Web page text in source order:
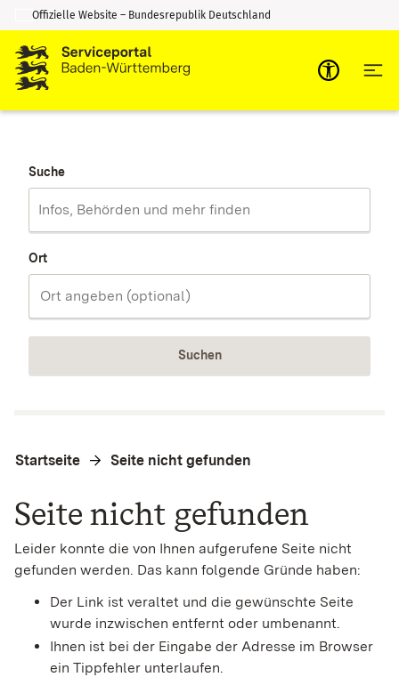
Zum Inhalt springen
Zur Suche springen
Offizielle Website – Bundesrepublik Deutschland
Suche
Ort
Suchen
Startseite Seite nicht gefunden
Seite nicht gefunden
Leider konnte die von Ihnen aufgerufene Seite nicht
gefunden werden. Das kann folgende Gründe haben:
Der Link ist veraltet und die gewünschte Seite
wurde inzwischen entfernt oder umbenannt.
Ihnen ist bei der Eingabe der Adresse im Browser
ein Tippfehler unterlaufen.